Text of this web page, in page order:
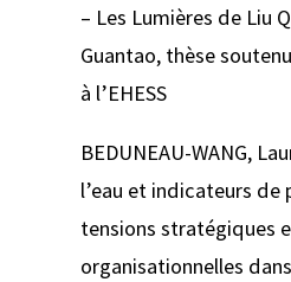
– Les Lumières de Liu
Guantao, thèse
à l’EHESS
BEDUNEAU-WANG,
l’eau et indicateurs de
tensions stratégiques
organisationnelles